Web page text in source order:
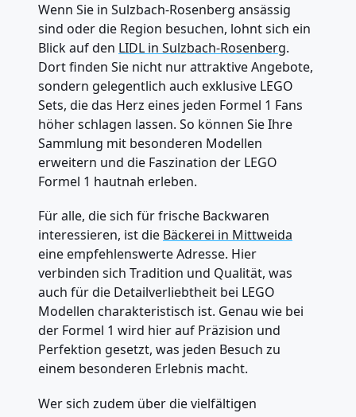
Wenn Sie in Sulzbach-Rosenberg ansässig
sind oder die Region besuchen, lohnt sich ein
Blick auf den LIDL in Sulzbach-Rosenberg.
Dort finden Sie nicht nur attraktive Angebote,
sondern gelegentlich auch exklusive LEGO
Sets, die das Herz eines jeden Formel 1 Fans
höher schlagen lassen. So können Sie Ihre
Sammlung mit besonderen Modellen
erweitern und die Faszination der LEGO
Formel 1 hautnah erleben.
Für alle, die sich für frische Backwaren
interessieren, ist die Bäckerei in Mittweida
eine empfehlenswerte Adresse. Hier
verbinden sich Tradition und Qualität, was
auch für die Detailverliebtheit bei LEGO
Modellen charakteristisch ist. Genau wie bei
der Formel 1 wird hier auf Präzision und
Perfektion gesetzt, was jeden Besuch zu
einem besonderen Erlebnis macht.
Wer sich zudem über die vielfältigen